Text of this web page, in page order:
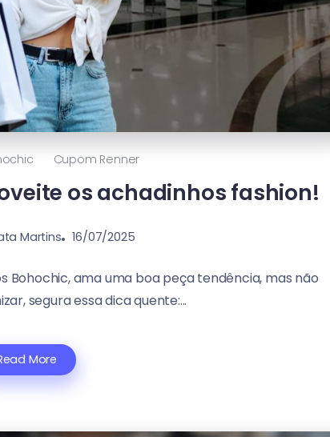
Cupom Renner
os achadinhos fashion!
Martins 16/07/2025
Bohochic, ama uma boa peça tendência, mas não
segura essa dica quente:...
More